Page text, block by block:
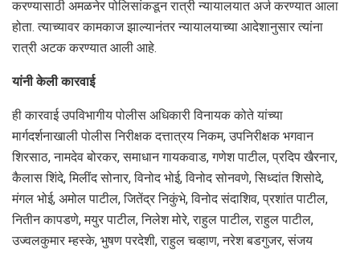
करण्यासाठी अमळनेर पोलिसांकडून रात्री न्यायालयात अर्ज करण्यात आला
होता. त्याच्यावर कामकाज झाल्यानंतर न्यायालयाच्या आदेशानुसार त्यांना
रात्री अटक करण्यात आली आहे.
यांनी केली कारवाई
ही कारवाई उपविभागीय पोलीस अधिकारी विनायक कोते यांच्या
मार्गदर्शनाखाली पोलीस निरीक्षक दत्तात्रय निकम, उपनिरीक्षक भगवान
शिरसाठ, नामदेव बोरकर, समाधान गायकवाड, गणेश पाटील, प्रदिप खैरनार,
कैलास शिंदे, मिलींद सोनार, विनोद भोई, विनोद सोनवणे, सिध्दांत शिसोदे,
मंगल भोई, अमोल पाटील, जितेंद्र निकुंभे, विनोद संदाशिव, प्रशांत पाटील,
नितीन कापडणे, मयुर पाटील, निलेश मोरे, राहुल पाटील, राहुल पाटील,
उज्वलकुमार म्हस्के, भुषण परदेशी, राहुल चव्हाण, नरेश बडगुजर, संजय